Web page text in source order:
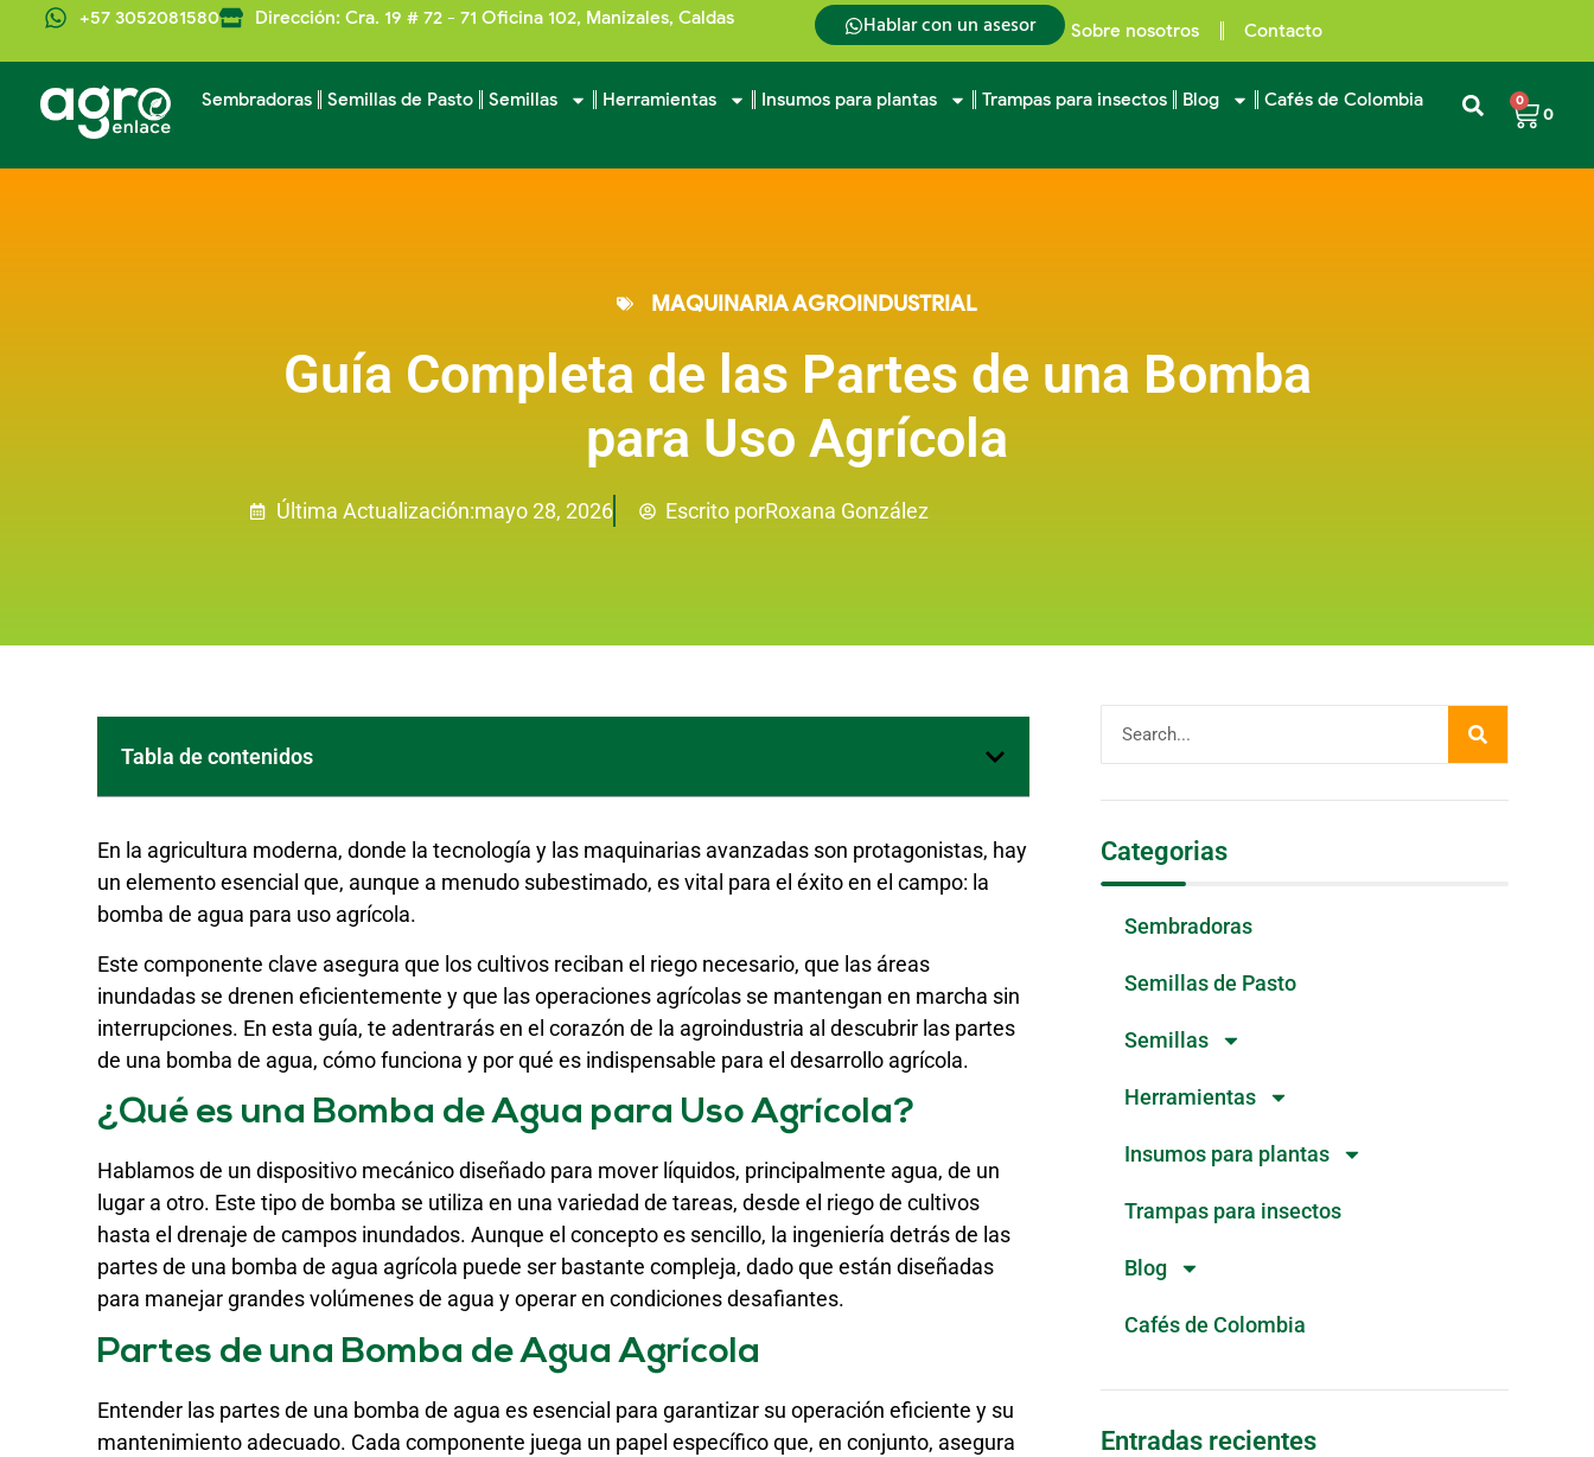
+57 3052081580 Dirección: Cra. 19 # 72 - 71 Oficina 102, Manizales, Caldas Hablar con un asesor Sobre nosotros Contacto
Sembradoras Semillas de Pasto Semillas Herramientas Insumos para plantas Trampas para insectos Blog Cafés de Colombia
0
0
MAQUINARIA AGROINDUSTRIAL
Guía Completa de las Partes de una Bomba
para Uso Agrícola
Última Actualización:mayo 28, 2026 Escrito porRoxana González
Tabla de contenidos
En la agricultura moderna, donde la tecnología y las maquinarias avanzadas son protagonistas, hay
un elemento esencial que, aunque a menudo subestimado, es vital para el éxito en el campo: la
bomba de agua para uso agrícola.
Este componente clave asegura que los cultivos reciban el riego necesario, que las áreas
inundadas se drenen eficientemente y que las operaciones agrícolas se mantengan en marcha sin
interrupciones. En esta guía, te adentrarás en el corazón de la agroindustria al descubrir las partes
de una bomba de agua, cómo funciona y por qué es indispensable para el desarrollo agrícola.
¿Qué es una Bomba de Agua para Uso Agrícola?
Hablamos de un dispositivo mecánico diseñado para mover líquidos, principalmente agua, de un
lugar a otro. Este tipo de bomba se utiliza en una variedad de tareas, desde el riego de cultivos
hasta el drenaje de campos inundados. Aunque el concepto es sencillo, la ingeniería detrás de las
partes de una bomba de agua agrícola puede ser bastante compleja, dado que están diseñadas
para manejar grandes volúmenes de agua y operar en condiciones desafiantes.
Partes de una Bomba de Agua Agrícola
Entender las partes de una bomba de agua es esencial para garantizar su operación eficiente y su
mantenimiento adecuado. Cada componente juega un papel específico que, en conjunto, asegura
Categorias
Sembradoras
Semillas de Pasto
Semillas
Herramientas
Insumos para plantas
Trampas para insectos
Blog
Cafés de Colombia
Entradas recientes